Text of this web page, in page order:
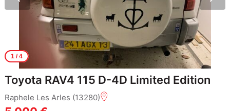
1/ 4
Toyota RAV4 115 D-4D Limited Edition
Raphele Les Arles (13280)